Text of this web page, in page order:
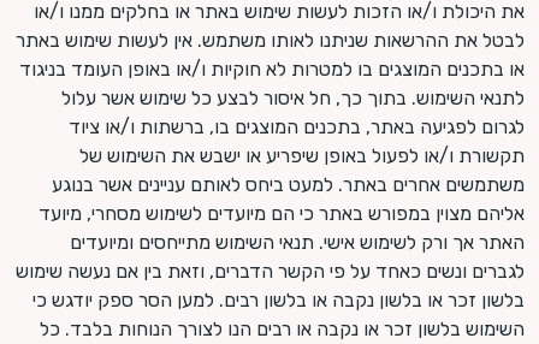
את היכולת ו/או הזכות לעשות שימוש באתר או בחלקים ממנו ו/או
לבטל את ההרשאות שניתנו לאותו משתמש. אין לעשות שימוש באתר
או בתכנים המוצגים בו למטרות לא חוקיות ו/או באופן העומד בניגוד
לתנאי השימוש. בתוך כך, חל איסור לבצע כל שימוש אשר עלול
לגרום לפגיעה באתר, בתכנים המוצגים בו, ברשתות ו/או ציוד
תקשורת ו/או לפעול באופן שיפריע או ישבש את השימוש של
משתמשים אחרים באתר. למעט ביחס לאותם עניינים אשר בנוגע
אליהם מצוין במפורש באתר כי הם מיועדים לשימוש מסחרי, מיועד
האתר אך ורק לשימוש אישי. תנאי השימוש מתייחסים ומיועדים
לגברים ונשים כאחד על פי הקשר הדברים, וזאת בין אם נעשה שימוש
בלשון זכר או בלשון נקבה או בלשון רבים. למען הסר ספק יודגש כי
השימוש בלשון זכר או נקבה או רבים הנו לצורך הנוחות בלבד. כל